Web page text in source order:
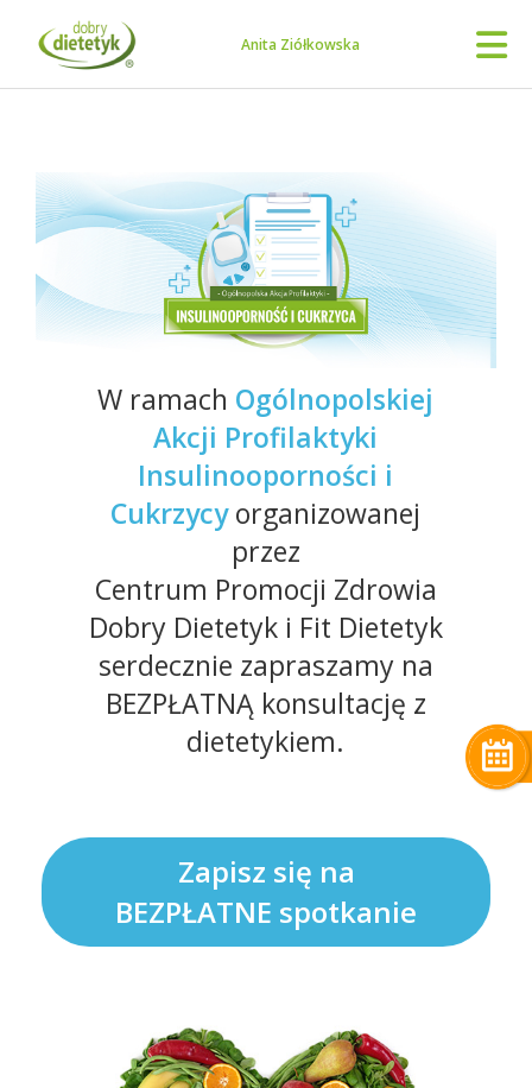
Anita Ziółkowska
W ramach Ogólnopolskiej
Akcji Profilaktyki
Insulinooporności i
Cukrzycyorganizowanej
przez
Centrum Promocji Zdrowia
Dobry Dietetyk i Fit Dietetyk
serdecznie zapraszamy na
BEZPŁATNĄ konsultację z
dietetykiem.
Zapisz się na
BEZPŁATNE spotkanie